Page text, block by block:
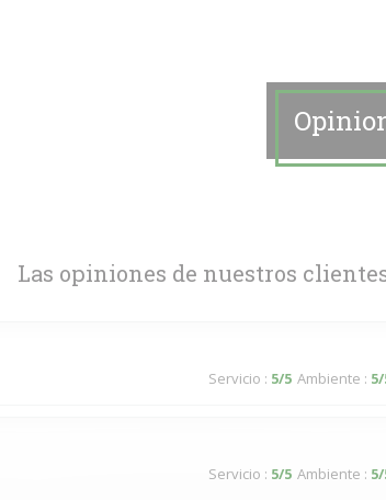
Las opiniones de nuestros
Servicio : 5/5 Ambiente : 5/
Servicio : 5/5 Ambiente : 5/